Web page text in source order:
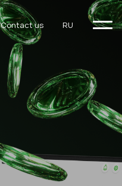
Contact us RU